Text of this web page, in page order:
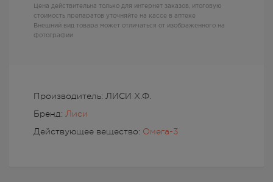
Производитель: ЛИСИ Х.Ф.
Бренд: Лиси
Действующее вещество: Омега-3
Цена действительна только для интернет заказов, итоговую
стоимость препаратов уточняйте на кассе в аптеке
Внешний вид товара может отличаться от изображенного на
фотографии